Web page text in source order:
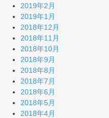
2019年2月
2019年1月
2018年12月
2018年11月
2018年10月
2018年9月
2018年8月
2018年7月
2018年6月
2018年5月
2018年4月